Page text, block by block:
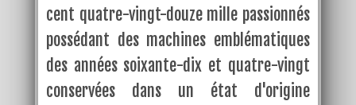
cent quatre-vingt-douze mille passionnés
possédant des machines emblématiques
des années soixante-dix et quatre-vingt
conservées dans un état d'origine